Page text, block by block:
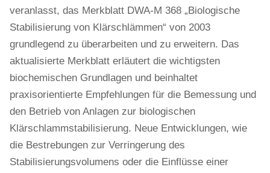
veranlasst, das Merkblatt DWA-M 368 „Biologische
Stabilisierung von Klärschlämmen“ von 2003
grundlegend zu überarbeiten und zu erweitern. Das
aktualisierte Merkblatt erläutert die wichtigsten
biochemischen Grundlagen und beinhaltet
praxisorientierte Empfehlungen für die Bemessung und
den Betrieb von Anlagen zur biologischen
Klärschlammstabilisierung. Neue Entwicklungen, wie
die Bestrebungen zur Verringerung des
Stabilisierungsvolumens oder die Einflüsse einer